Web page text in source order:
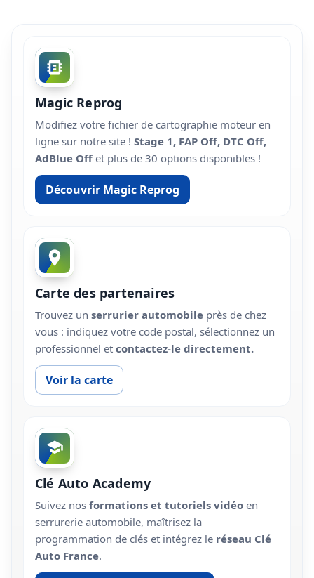
Magic Reprog
Modifiez votre fichier de cartographie moteur en
ligne sur notre site ! Stage 1, FAP Off, DTC Off,
AdBlue Off et plus de 30 options disponibles !
Découvrir Magic Reprog
Carte des partenaires
Trouvez un serrurier automobile près de chez
vous : indiquez votre code postal, sélectionnez un
professionnel et contactez-le directement.
Voir la carte
Clé Auto Academy
Suivez nos formations et tutoriels vidéo en
serrurerie automobile, maîtrisez la
programmation de clés et intégrez le réseau Clé
Auto France.